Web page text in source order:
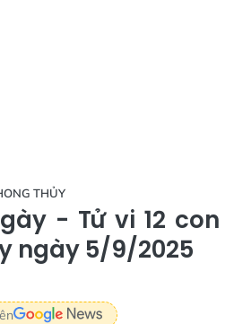
THỦY
- Tử vi 12 con
ngày 5/9/2025